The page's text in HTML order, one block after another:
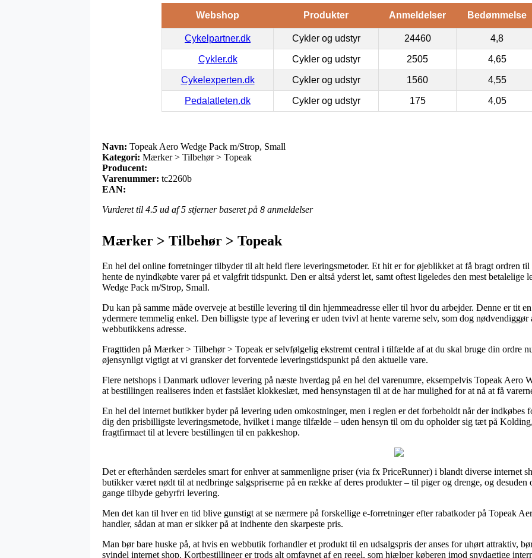
Webshop Produkter Anmeldelser Bedømmelse
Cykelpartner.dk Cykler og udstyr 24460 4,8
Cykler.dk Cykler og udstyr 2505 4,65
Cykelexperten.dk Cykler og udstyr 1560 4,55
Pedalatleten.dk Cykler og udstyr 175 4,05
Navn: Topeak Aero Wedge Pack m/Strop, Small
Kategori: Mærker > Tilbehør > Topeak
Producent:
Varenummer: tc2260b
EAN:
Vurderet til 4.5 ud af 5 stjerner baseret på 8 anmeldelser
Mærker > Tilbehør > Topeak
En hel del online forretninger tilbyder til alt held flere leveringsmetoder. Et hit er for øjeblikket at få bragt ordren
hente de nyindkøbte varer på et valgfrit tidspunkt. Den er altså yderst let, samt oftest ligeledes den mest betalelige
Wedge Pack m/Strop, Small.
Du kan på samme måde overveje at bestille levering til din hjemmeadresse eller til hvor du arbejder. Denne er tit
ydermere temmelig enkel. Den billigste type af levering er uden tvivl at hente varerne selv, som dog
webbutikkens adresse.
Fragttiden på Mærker > Tilbehør > Topeak er selvfølgelig ekstremt central i tilfælde af at du skal bruge din ordre
øjensynligt vigtigt at vi gransker det forventede leveringstidspunkt på den aktuelle vare.
Flere netshops i Danmark udlover levering på næste hverdag på en hel del varenumre, eksempelvis Topeak Aero
at bestillingen realiseres inden et fastslået klokkeslæt, med hensynstagen til at de har mulighed for at nå at få
En hel del internet butikker byder på levering uden omkostninger, men i reglen er det forbeholdt når der indkøbes
dig den prisbilligste leveringsmetode, hvilket i mange tilfælde – uden hensyn til om du opholder sig tæt på
fragtfirmaet til at levere bestillingen til en pakkeshop.
Det er efterhånden særdeles smart for enhver at sammenligne priser (via fx PriceRunner) i blandt diverse internet
butikker været nødt til at nedbringe salgspriserne på en række af deres produkter – til piger og drenge, og desuden
gange tilbyde gebyrfri levering.
Men det kan til hver en tid blive gunstigt at se nærmere på forskellige e-forretninger efter rabatkoder på Topeak
handler, sådan at man er sikker på at indhente den skarpeste pris.
Man bør bare huske på, at hvis en webbutik forhandler et produkt til en udsalgspris der anses for uhørt attraktiv,
svindel internet shop. Kortbestillinger er trods alt omfavnet af en regel, som hjælper køberen imod snydagtige